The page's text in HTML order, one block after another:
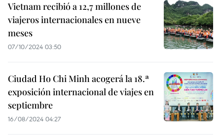
Vietnam recibió a 12,7 millones de
viajeros internacionales en nueve
meses
07/10/2024 03:50
Ciudad Ho Chi Minh acogerá la 18.ª
exposición internacional de viajes en
septiembre
16/08/2024 04:27